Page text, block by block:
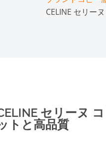
CELINE セリー
セリーヌ
トと高品質